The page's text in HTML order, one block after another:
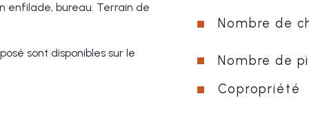
enfilade, bureau. Terrain de
sont disponibles sur le
Nombre de
Nombre de
Copropriété